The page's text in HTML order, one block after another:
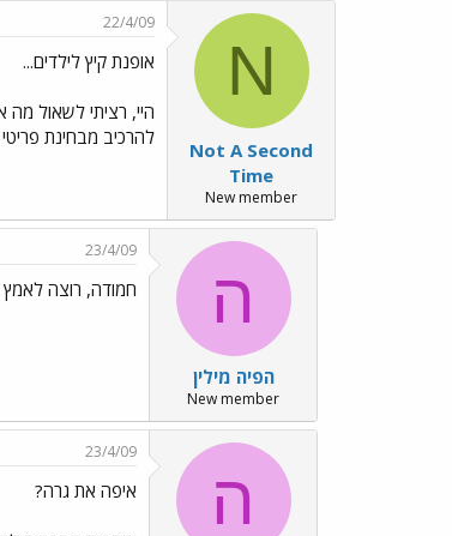
ס
N
Not A Second
Time
New member
22/4/09
אופנת קיץ לילדים...
היי, רציתי לשאול
להרכיב מבחינת
ה
הפיה מילין
New member
23/4/09
חמודה, רוצה
ה
23/4/09
איפה את גרה?